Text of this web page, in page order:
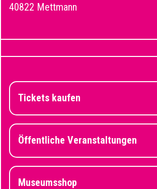
40822 Mettmann
Tickets kaufen
Öffentliche Veranstaltungen
Museumsshop